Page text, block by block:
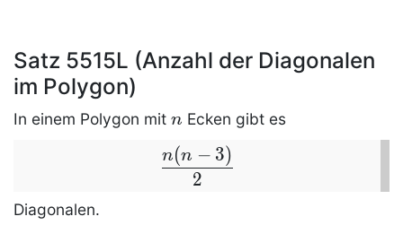
Satz 5515L (Anzahl der Diagonalen
im Polygon)
In einem Polygon mit n
n Ecken gibt es
\dfrac
{n(n-
2
n(n − 3)
Diagonalen.